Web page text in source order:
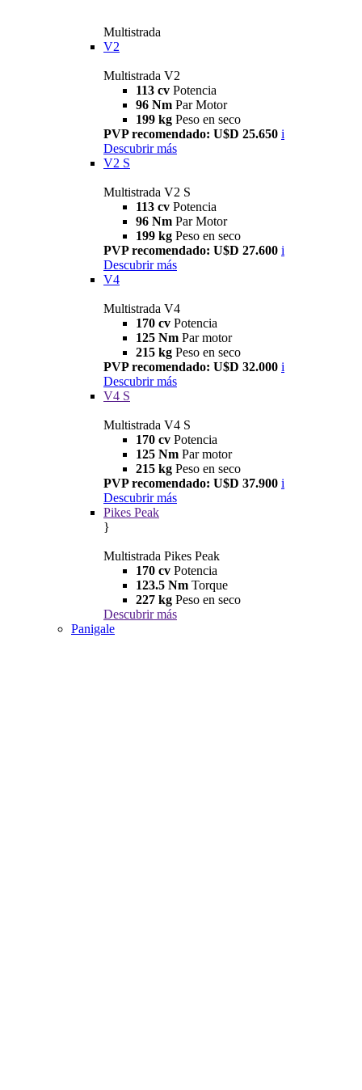
Multistrada
V2
Multistrada V2
113 cv Potencia
96 Nm Par Motor
199 kg Peso en seco
PVP recomendado: U$D 25.650 i
Descubrir más
V2 S
Multistrada V2 S
113 cv Potencia
96 Nm Par Motor
199 kg Peso en seco
PVP recomendado: U$D 27.600 i
Descubrir más
V4
Multistrada V4
170 cv Potencia
125 Nm Par motor
215 kg Peso en seco
PVP recomendado: U$D 32.000 i
Descubrir más
V4 S
Multistrada V4 S
170 cv Potencia
125 Nm Par motor
215 kg Peso en seco
PVP recomendado: U$D 37.900 i
Descubrir más
Pikes Peak
}
Multistrada Pikes Peak
170 cv Potencia
123.5 Nm Torque
227 kg Peso en seco
Descubrir más
Panigale